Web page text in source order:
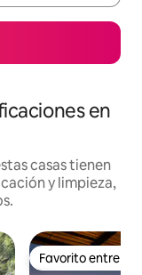
en
casas tienen
y limpieza,
Favorito entre
Favorito entre